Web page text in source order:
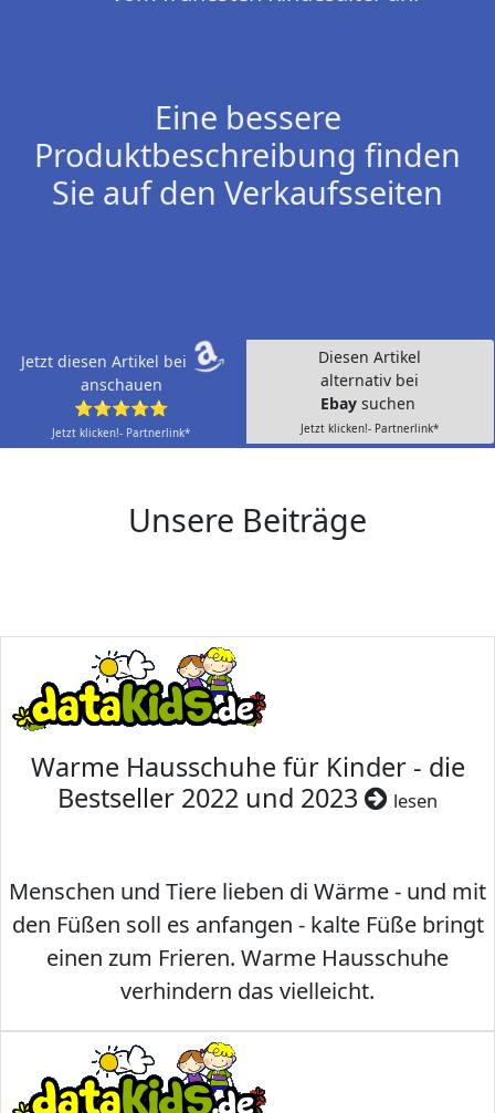
Eine bessere
Produktbeschreibung finden
Sie auf den Verkaufsseiten
Jetzt diesen Artikel bei
anschauen
⭐⭐⭐⭐⭐
Jetzt klicken!- Partnerlink*
Diesen Artikel
alternativ bei
Ebay suchen
Jetzt klicken!- Partnerlink*
Unsere Beiträge
Warme Hausschuhe für Kinder - die
Bestseller 2022 und 2023
lesen
Menschen und Tiere lieben di Wärme - und mit
den Füßen soll es anfangen - kalte Füße bringt
einen zum Frieren. Warme Hausschuhe
verhindern das vielleicht.